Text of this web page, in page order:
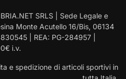
SRLS | Sede Legale e
Monte Acutello 16/Bis, 06134
| REA: PG-284957 |
i.v.
e spedizione di articoli sportivi in